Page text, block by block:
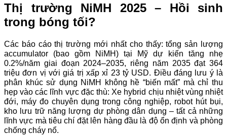
Thị trường NiMH 2025 – Hồi sinh
trong bóng tối?
Các báo cáo thị trường mới nhất cho thấy: tổng sản lượng
accumulator (bao gồm NiMH) tại Mỹ dự kiến tăng nhẹ
0.2%/năm giai đoạn 2024–2035, riêng năm 2035 đạt 364
triệu đơn vị với giá trị xấp xỉ 23 tỷ USD. Điều đáng lưu ý là
phân khúc sử dụng NiMH không hề “biến mất” mà chỉ thu
hẹp vào các lĩnh vực đặc thù: Xe hybrid chịu nhiệt vùng nhiệt
đới, máy đo chuyên dụng trong công nghiệp, robot hút bụi,
kho lưu trữ năng lượng dự phòng dân dụng – tất cả những
lĩnh vực mà tiêu chí đặt lên hàng đầu là độ ổn định và phòng
chống cháy nổ.